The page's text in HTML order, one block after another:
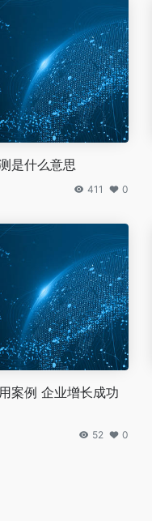
是什么意思
411 0
案例 企业增长成功
52 0